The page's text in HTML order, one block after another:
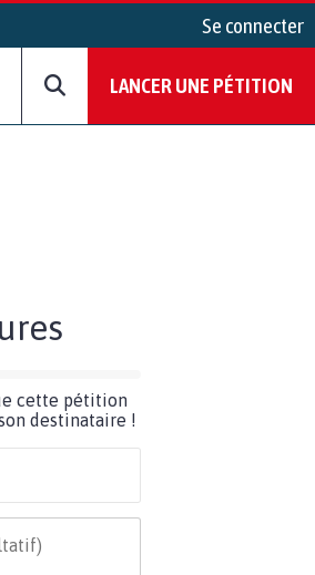
Se connecter
LANCER UNE PÉTITION
cette pétition
destinataire !